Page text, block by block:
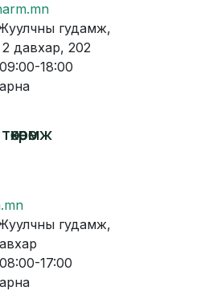
гудамж,
давхар, 202
18:00
гудамж,
17:00